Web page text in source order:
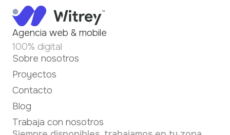
Agencia web & mobile
100% digital
Sobre nosotros
Proyectos
Contacto
Blog
Trabaja con nosotros